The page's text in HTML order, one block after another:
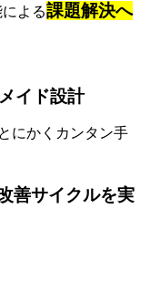
よる課題解決へ
イド設計
にかくカンタン手
善サイクルを実